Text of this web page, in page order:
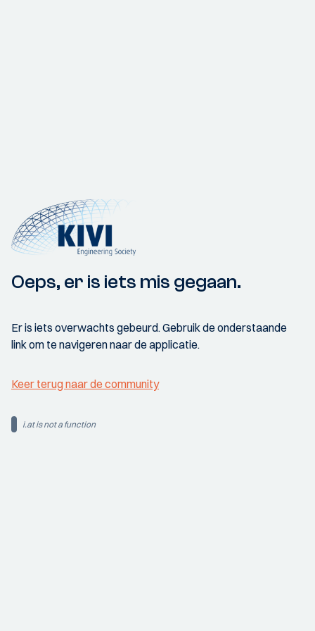
Oeps, er is iets mis gegaan.
Er is iets overwachts gebeurd. Gebruik de onderstaande
link om te navigeren naar de applicatie.
Keer terug naar de community
i.at is not a function